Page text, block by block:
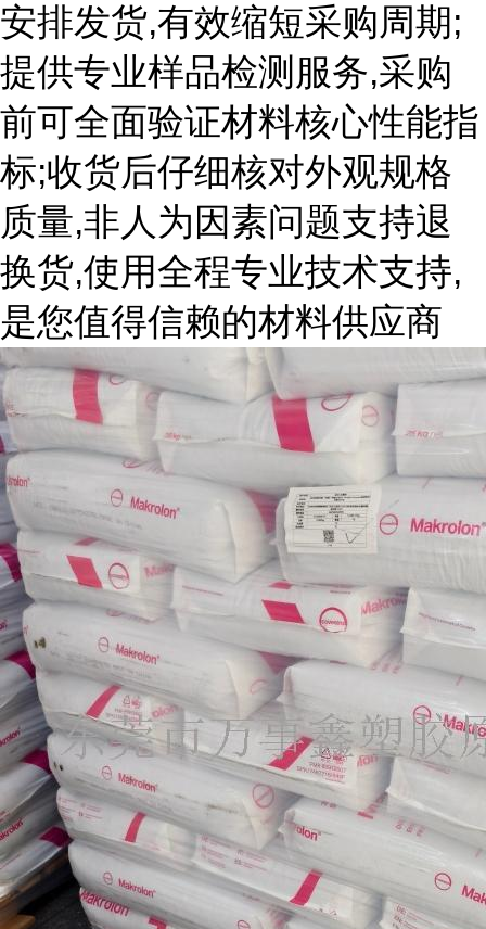
安排发货,有效缩短采购周期;
提供专业样品检测服务,采购
前可全面验证材料核心性能指
标;收货后仔细核对外观规格
质量,非人为因素问题支持退
换货,使用全程专业技术支持,
是您值得信赖的材料供应商